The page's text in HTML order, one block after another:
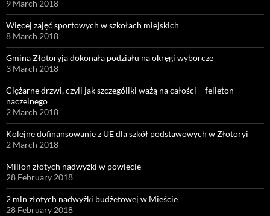
9 March 2018
Więcej zajęć sportowych w szkołach miejskich
8 March 2018
Gmina Złotoryja dokonała podziału na okręgi wyborcze
3 March 2018
Ciężarne drzwi, czyli jak szczególiki ważą na całości – felieton
naczelnego
2 March 2018
Kolejne dofinansowanie z UE dla szkół podstawowych w Złotoryi
2 March 2018
Milion złotych nadwyżki w powiecie
28 February 2018
2 mln złotych nadwyżki budżetowej w Mieście
28 February 2018